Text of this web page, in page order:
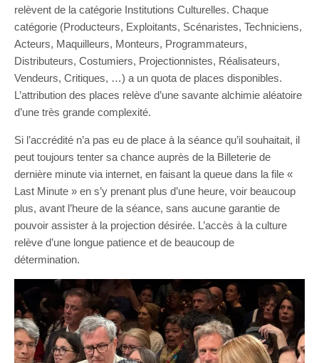
relèvent de la catégorie Institutions Culturelles. Chaque
catégorie (Producteurs, Exploitants, Scénaristes, Techniciens,
Acteurs, Maquilleurs, Monteurs, Programmateurs,
Distributeurs, Costumiers, Projectionnistes, Réalisateurs,
Vendeurs, Critiques, …) a un quota de places disponibles.
L’attribution des places relève d’une savante alchimie aléatoire
d’une très grande complexité.
Si l’accrédité n’a pas eu de place à la séance qu’il souhaitait, il
peut toujours tenter sa chance auprès de la Billeterie de
dernière minute via internet, en faisant la queue dans la file «
Last Minute » en s’y prenant plus d’une heure, voir beaucoup
plus, avant l’heure de la séance, sans aucune garantie de
pouvoir assister à la projection désirée. L’accès à la culture
relève d’une longue patience et de beaucoup de
détermination.